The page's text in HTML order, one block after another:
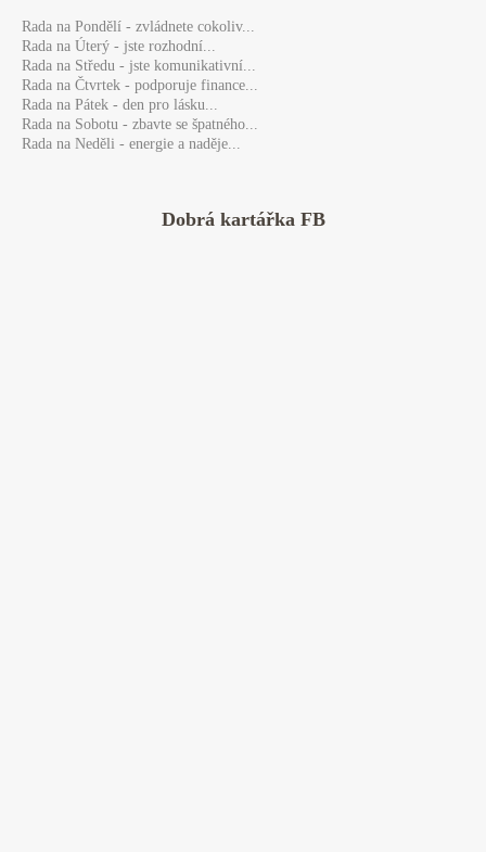
Rada na Pondělí - zvládnete cokoliv...
Rada na Úterý - jste rozhodní...
Rada na Středu - jste komunikativní...
Rada na Čtvrtek - podporuje finance...
Rada na Pátek - den pro lásku...
Rada na Sobotu - zbavte se špatného...
Rada na Neděli - energie a naděje...
Dobrá kartářka FB